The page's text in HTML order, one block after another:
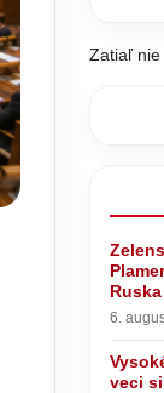
Zatiaľ nie
Ruska
6.
veci